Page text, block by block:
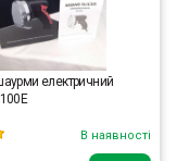
електричний
В наявності